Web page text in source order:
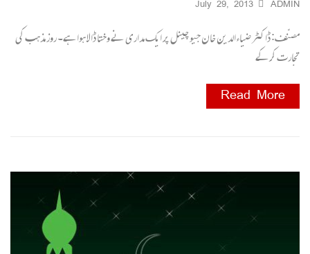
ADMIN
July 29, 2013
مصنّف: ڈاکٹر ضیاءالدین خان جیو چینل پر ایک مداری نے وختا ڈالا ہوا ہے۔ روز مذہب کی
تجارت کر کے
Read More